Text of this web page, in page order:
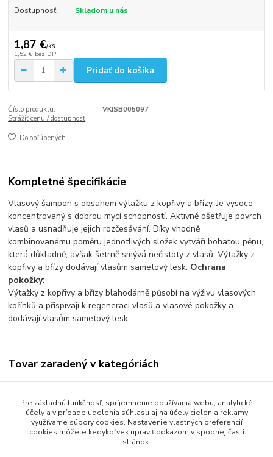
Dostupnosť Skladom u nás
1,87 €/ks
1,52 € bez DPH
Pridať do košíka
Číslo produktu:
VKISB005097
Strážiť cenu / dostupnosť
Do obľúbených
Kompletné špecifikácie
Vlasový šampon s obsahem výtažku z kopřivy a břízy. Je vysoce
koncentrovaný s dobrou mycí schopností. Aktivně ošetřuje povrch
vlasů a usnadňuje jejich rozčesávání. Díky vhodně
kombinovanému poměru jednotlivých složek vytváří bohatou pěnu,
která důkladně, avšak šetrně smývá nečistoty z vlasů. Výtažky z
kopřivy a břízy dodávají vlasům sametový lesk. Ochrana
pokožky:
Výtažky z kopřivy a břízy blahodárně působí na výživu vlasových
kořínků a přispívají k regeneraci vlasů a vlasové pokožky a
dodávají vlasům sametový lesk.
Tovar zaradený v kategóriách
Krémy, dezinfekcie ISOLDA
Mydlá a sprchové produkty
Pre základnú funkčnosť, spríjemnenie používania webu, analytické
účely a v prípade udelenia súhlasu aj na účely cielenia reklamy
využívame súbory cookies. Nastavenie vlastných preferencií
cookies môžete kedykoľvek upraviť odkazom v spodnej časti
stránok.